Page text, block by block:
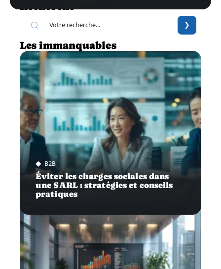
Recherche
Les immanquables
B2B
Éviter les charges sociales dans
une SARL : stratégies et conseils
pratiques